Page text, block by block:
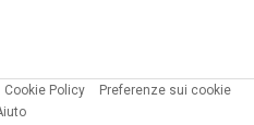
Cookie Policy
Preferenze sui cookie